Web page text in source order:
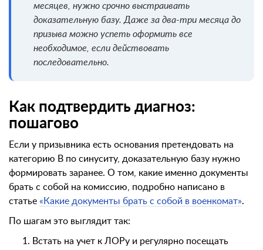
месяцев, нужно срочно выстраивать
доказательную базу. Даже за два-три месяца до
призыва можно успеть оформить все
необходимое, если действовать
последовательно.
Как подтвердить диагноз:
пошагово
Если у призывника есть основания претендовать на
категорию В по синуситу, доказательную базу нужно
формировать заранее. О том, какие именно документы
брать с собой на комиссию, подробно написано в
статье «Какие документы брать с собой в военкомат».
По шагам это выглядит так:
Встать на учет к ЛОРу и регулярно посещать